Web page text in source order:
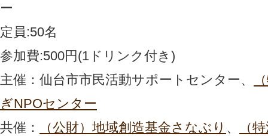
ー
定員:50名
参加費:500円(1ドリンク付き)
主催：仙台市市民活動サポートセンター、
ぎNPOセンター
共催：
（公財）地域創造基金さなぶり 、
（